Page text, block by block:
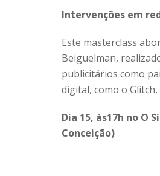
Intervenções em
Este masterclass
Beiguelman,
publicitários como
digital, como o
Dia 15, às17h no O
Conceição)